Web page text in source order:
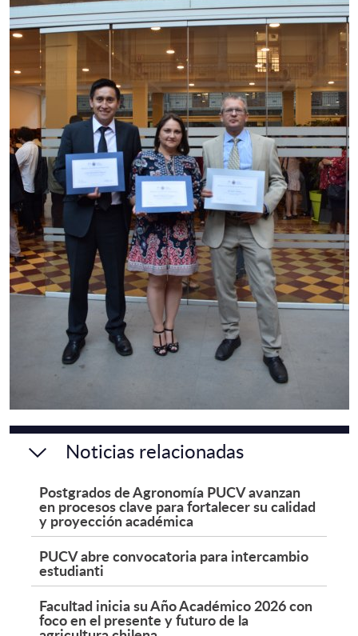
Noticias relacionadas
Postgrados de Agronomía PUCV avanzan
en procesos clave para fortalecer su calidad
y proyección académica
PUCV abre convocatoria para intercambio
estudianti
Facultad inicia su Año Académico 2026 con
foco en el presente y futuro de la